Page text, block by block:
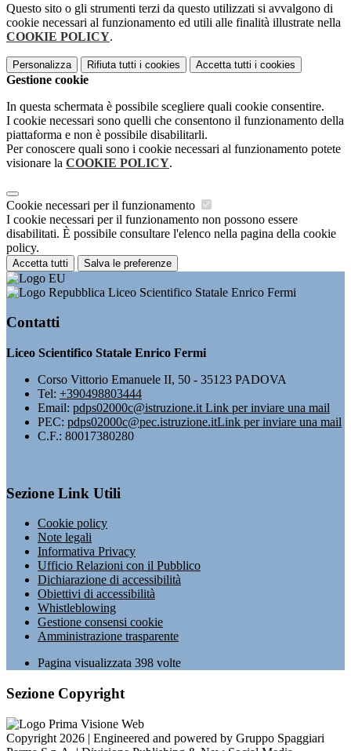
Questo sito o gli strumenti terzi da questo utilizzati si avvalgono di
cookie necessari al funzionamento ed utili alle finalità illustrate nella
COOKIE POLICY.
Personalizza Rifiuta tutti i cookies Accetta tutti i cookies
Gestione cookie
In questa schermata è possibile scegliere quali cookie consentire.
I cookie necessari sono quelli che consentono il funzionamento della
piattaforma e non è possibile disabilitarli.
Per conoscere quali sono i cookie necessari al funzionamento potete
visionare la COOKIE POLICY.
Cookie necessari per il funzionamento
I cookie necessari per il funzionamento non possono essere
disabilitati. È possibile consultare l'elenco nella pagina della cookie
policy.
Accetta tutti Salva le preferenze
Liceo Scientifico Statale Enrico Fermi
Contatti
Liceo Scientifico Statale Enrico Fermi
Corso Vittorio Emanuele II, 50 - 35123 PADOVA
Tel: +390498803444
Email: pdps02000c@istruzione.it Link per inviare una mail
PEC: pdps02000c@pec.istruzione.itLink per inviare una mail
C.F.: 80017380280
Sezione Link Utili
Cookie policy
Note legali
Informativa Privacy
Ufficio Relazioni con il Pubblico
Dichiarazione di accessibilità
Obiettivi di accessibilità
Whistleblowing
Gestione consensi cookie
Amministrazione trasparente
Pagina visualizzata 398 volte
Sezione Copyright
Copyright 2026 | Engineered and powered by Gruppo Spaggiari